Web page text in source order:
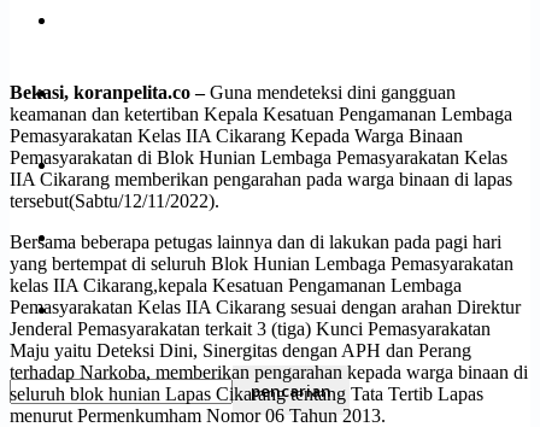
Jabodetabek
Kesehatan
Olahraga
Pendidikan
Bekasi, koranpelita.co –Guna mendeteksi dini gangguan
keamanan dan ketertiban Kepala Kesatuan Pengamanan Lembaga
Pemasyarakatan Kelas IIA Cikarang Kepada Warga Binaan
Pemasyarakatan di Blok Hunian Lembaga Pemasyarakatan Kelas
IIA Cikarang memberikan pengarahan pada warga binaan di lapas
tersebut(Sabtu/12/11/2022).
Bersama beberapa petugas lainnya dan di lakukan pada pagi hari
yang bertempat di seluruh Blok Hunian Lembaga Pemasyarakatan
kelas IIA Cikarang,kepala Kesatuan Pengamanan Lembaga
Pemasyarakatan Kelas IIA Cikarang sesuai dengan arahan Direktur
Jenderal Pemasyarakatan terkait 3 (tiga) Kunci Pemasyarakatan
Maju yaitu Deteksi Dini, Sinergitas dengan APH dan Perang
terhadap Narkoba, memberikan pengarahan kepada warga binaan di
seluruh blok hunian Lapas Cikarang tentang Tata Tertib Lapas
menurut Permenkumham Nomor 06 Tahun 2013.